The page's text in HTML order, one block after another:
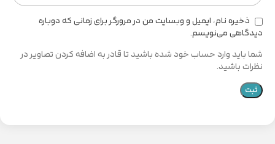
ذخیره نام، ایمیل و وبسایت من در مرورگر برای زمانی که دوباره
دیدگاهی می‌نویسم.
شما باید وارد حساب خود شده باشید تا قادر به اضافه کردن تصاویر در
نظرات باشید.